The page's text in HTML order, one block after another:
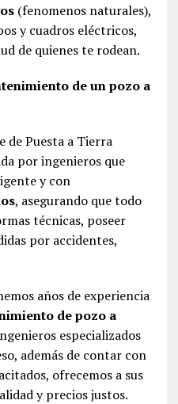
(fenomenos naturales),
y cuadros eléctricos,
de quienes te rodean.
de un pozo a
de Puesta a Tierra
por ingenieros que
y con
, asegurando que todo
técnicas, poseer
por accidentes,
años de experiencia
de pozo a
especializados
además de contar con
ofrecemos a sus
y precios justos.